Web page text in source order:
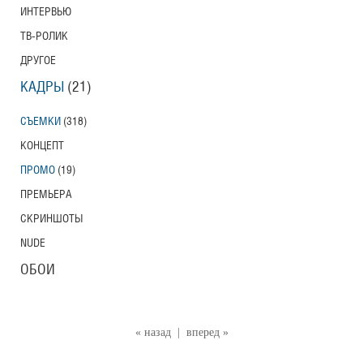
« назад
вперед »
ИНТЕРВЬЮ
ТВ-РОЛИК
ДРУГОЕ
КАДРЫ (21)
СЪЕМКИ (318)
КОНЦЕПТ
ПРОМО (19)
ПРЕМЬЕРА
СКРИНШОТЫ
NUDE
ОБОИ